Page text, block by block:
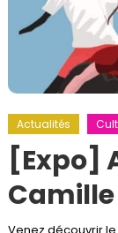
Actualités
[Expo]